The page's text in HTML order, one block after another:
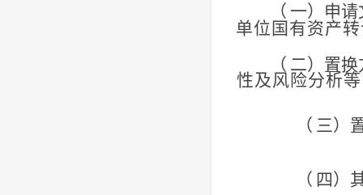
（ 一）申
单位国有资产
（ 二）置
性及风险分析
（ 三）
（ 四）